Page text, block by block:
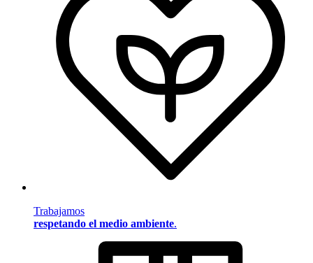
Trabajamos
respetando el medio ambiente.